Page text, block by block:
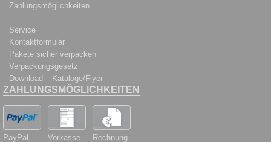
Zahlungsmöglichkeiten
Service
Kontaktformular
Pakete sicher verpacken
Verpackungsgesetz
Download – Kataloge/Flyer
ZAHLUNGSMÖGLICHKEITEN
PayPal Vorkasse Rechnung